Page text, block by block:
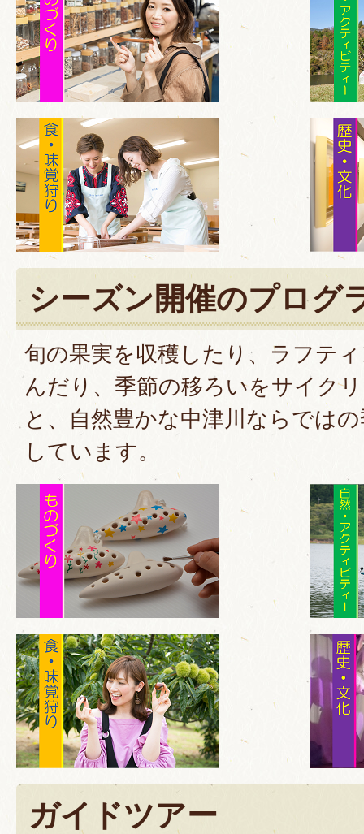
シーズン開催のプログ
旬の果実を収穫したり、ラフテ
んだり、季節の移ろいをサイク
と、自然豊かな中津川ならでは
しています。
ガイドツアー